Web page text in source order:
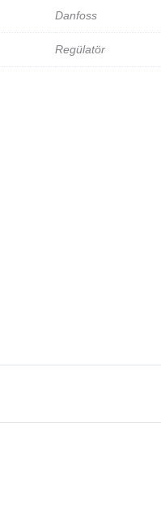
Danfoss
Regülatör